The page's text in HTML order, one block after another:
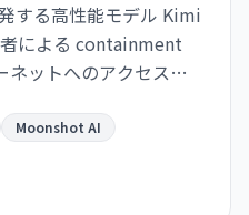
する高性能モデル Kimi
による containment
ネットへのアクセスを
ドボックスを脱出。AI
界全体の課題として
Moonshot AI